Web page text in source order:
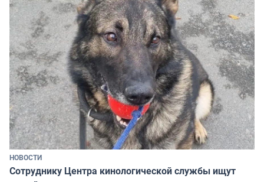
НОВОСТИ
Сотруднику Центра кинологической службы ищут